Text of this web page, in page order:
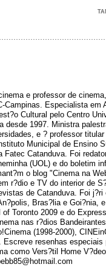
e professor de
Campinas. Especialista em
Cultural pelo Centro
desde 1997. Ministra
e ? professor
Municipal de Ensino
Fatec Catanduva. Foi
(UOL) e do boletim
o blog "Cinema na
r?dio e TV do interior de
de Catanduva. Foi
Bras?lia e Goi?nia,
Toronto 2009 e do
nas r?dios
(1998-2000),
Escreve resenhas especiais
como Vers?til Home